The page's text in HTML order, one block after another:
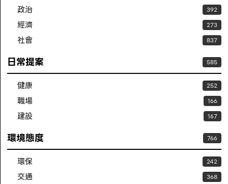
政治 392
經濟 273
社會 837
日常提案 585
健康 252
職場 166
建設 167
環境態度 766
環保 242
交通 368